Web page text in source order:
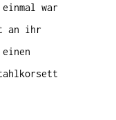
war
an ihr